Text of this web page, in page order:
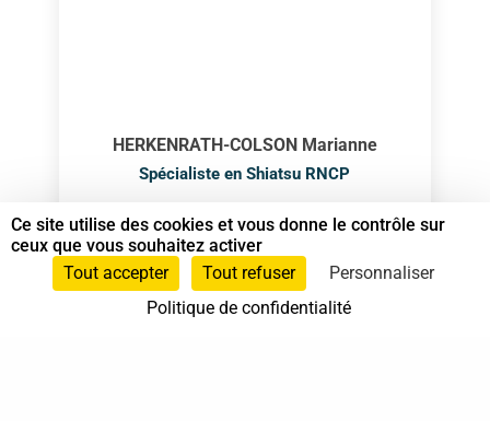
HERKENRATH-COLSON Marianne
Spécialiste en Shiatsu RNCP
Animateur Do In etSpécialiste en Shiatsu
0662796161
Ce site utilise des cookies et vous donne le contrôle sur
ceux que vous souhaitez activer
Tout accepter
Tout refuser
Personnaliser
Politique de confidentialité